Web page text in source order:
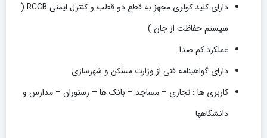
دارای کلید کولری مجهز به قطع دو قطب و کنترل ایمنی RCCB (
سیستم حفاظت از جان )
عملکرد کم صدا
دارای گواهینامه فنی از وزارت مسکن و شهرسازی
کاربری ها : تجاری – مساجد – بانک ها – رستوران – مدارس و
دانشگاهها